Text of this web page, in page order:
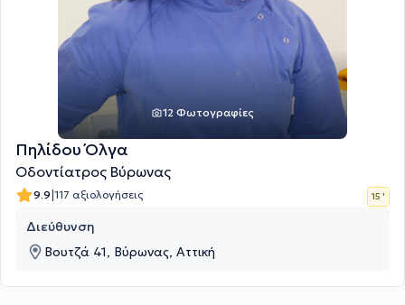
12 Φωτογραφίες
Πηλίδου Όλγα
Οδοντίατρος Βύρωνας
9.9|117 αξιολογήσεις 15 '
Διεύθυνση
Βουτζά 41, Βύρωνας, Αττική